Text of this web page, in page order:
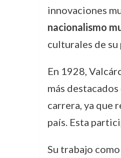
innovaciones
nacionalismo
culturales de su
En 1928,
más
carrera, ya que
país. Esta
Su trabajo